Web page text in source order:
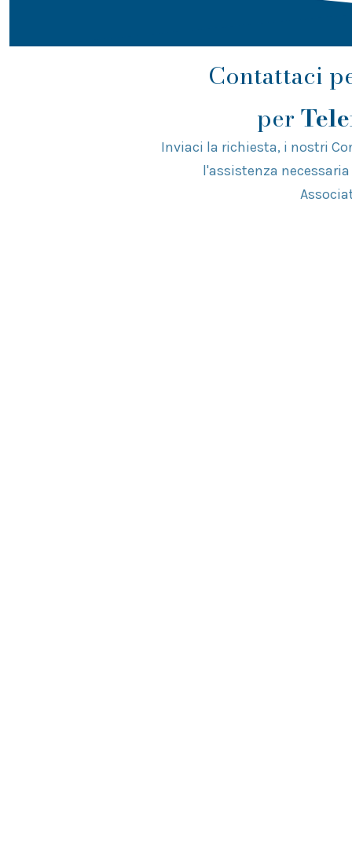
Contattaci
per
Inviaci la richiesta, i nostri
l'assistenza